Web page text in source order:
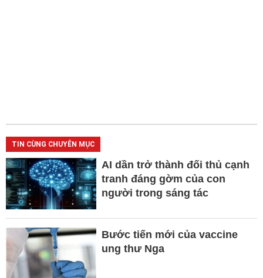
TIN CÙNG CHUYÊN MỤC
AI dần trở thành đối thủ cạnh
tranh đáng gờm của con
người trong sáng tác
Bước tiến mới của vaccine
ung thư Nga